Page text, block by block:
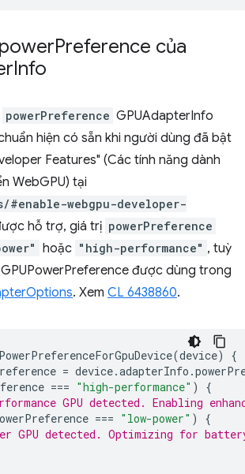
Preference của
Info
powerPreference GPUAdapterInfo
hiện có sẵn khi người dùng đã bật
Features" (Các tính năng dành
WebGPU) tại
webgpu-developer-
hỗ trợ, giá trị powerPreference
hoặc "high-performance" , tuỳ
được dùng trong
. Xem CL 6438860.
(device)
{
= device.adapterInfo .
=== "high-performance" )
{
GPU detected. Enabling
=== "low-power" )
{
GPU detected. Optimizing for